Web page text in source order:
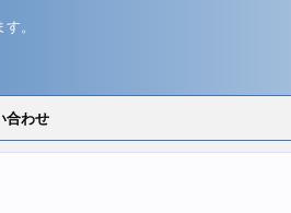
。
合わせ